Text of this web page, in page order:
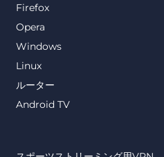
Firefox
Opera
Windows
Linux
ルーター
Android TV